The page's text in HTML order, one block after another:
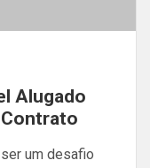
Alugado
Contrato
um desafio